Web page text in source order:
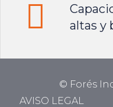
altas y
© Forés
AVISO LEGAL